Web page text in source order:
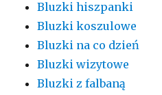
Bluzki hiszpanki
Bluzki koszulowe
Bluzki na co dzień
Bluzki wizytowe
Bluzki z falbaną